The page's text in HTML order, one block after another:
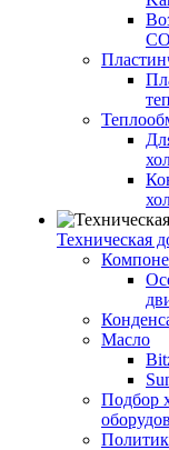
Техническая
Масло
Подбор